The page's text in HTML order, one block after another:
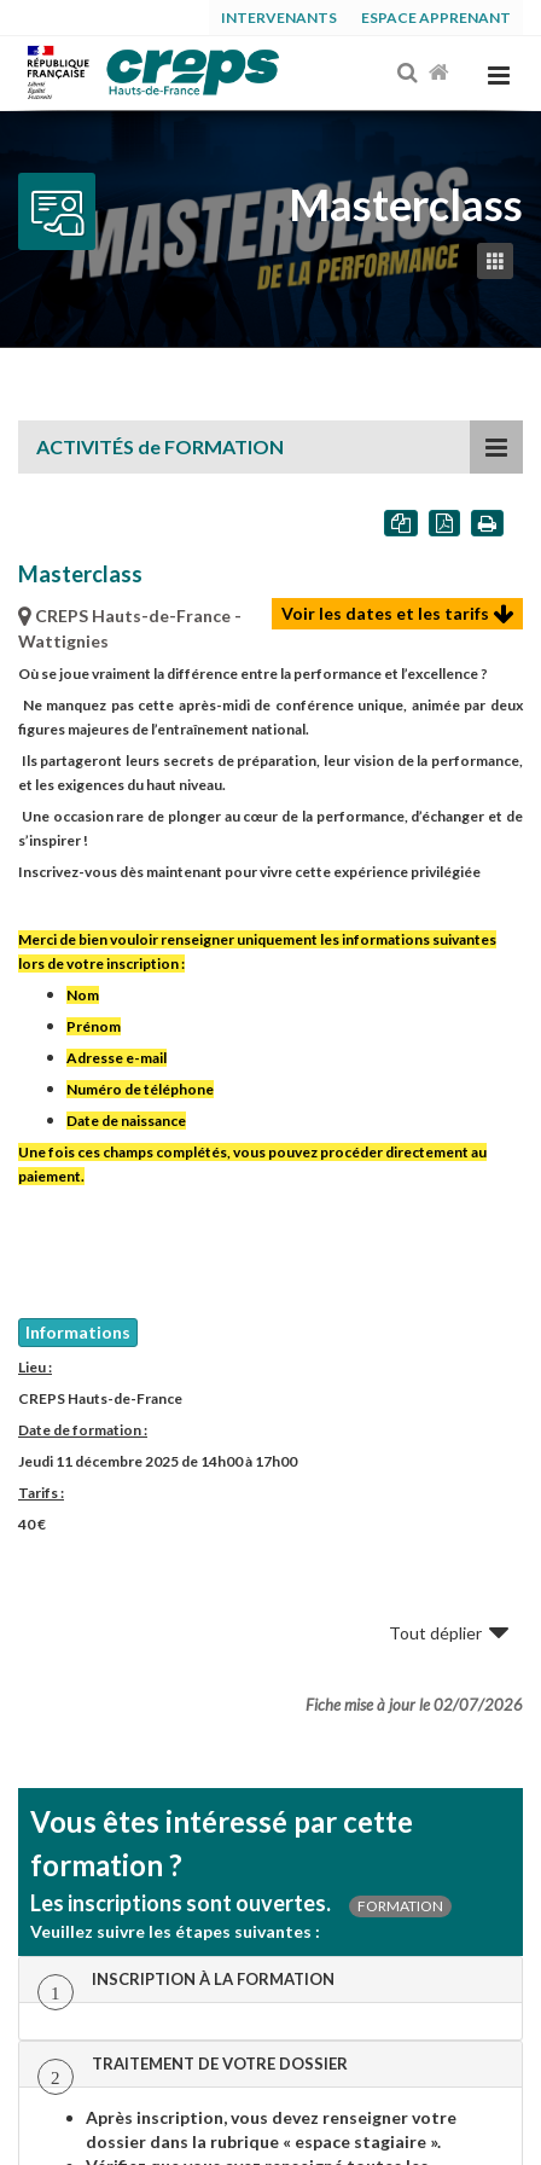
INTERVENANTS ESPACE APPRENANT
Masterclass
ACTIVITÉS de FORMATION
Masterclass
Voir les dates et les tarifs
CREPS Hauts-de-France -
Wattignies
Où se joue vraiment la différence entre la performance et l’excellence ?
Ne manquez pas cette après-midi de conférence unique, animée par deux
figures majeures de l’entraînement national.
Ils partageront leurs secrets de préparation, leur vision de la performance,
et les exigences du haut niveau.
Une occasion rare de plonger au cœur de la performance, d’échanger et de
s’inspirer !
Inscrivez-vous dès maintenant pour vivre cette expérience privilégiée
Merci de bien vouloir renseigner uniquement les informations suivantes
lors de votre inscription :
Nom
Prénom
Adresse e-mail
Numéro de téléphone
Date de naissance
Une fois ces champs complétés, vous pouvez procéder directement au
paiement.
Informations
Lieu :
CREPS Hauts-de-France
Date de formation :
Jeudi 11 décembre 2025 de 14h00 à 17h00
Tarifs :
40 €
Tout déplier
Fiche mise à jour le 02/07/2026
Vous êtes intéressé par cette
formation ?
Les inscriptions sont ouvertes. FORMATION
Veuillez suivre les étapes suivantes :
1
INSCRIPTION À LA FORMATION
2
TRAITEMENT DE VOTRE DOSSIER
Après inscription, vous devez renseigner votre
dossier dans la rubrique « espace stagiaire ».